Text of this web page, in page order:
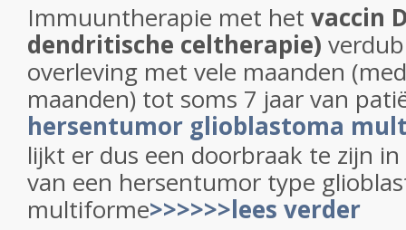
Immuuntherapie met het vaccin
dendritische celtherapie)
overleving met vele maanden
maanden) tot soms 7 jaar van
hersentumor glioblastoma
lijkt er dus een doorbraak te zijn
van een hersentumor type
multiforme>>>>>>lees verder